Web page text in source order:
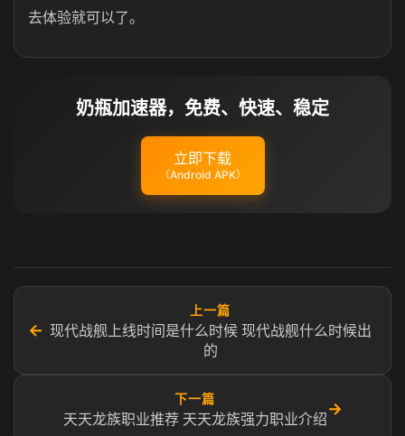
去体验就可以了。
奶瓶加速器，免费、快速、稳定
立即下载
（Android APK）
←
上一篇
现代战舰上线时间是什么时候 现代战舰什么时候出
的
下一篇
天天龙族职业推荐 天天龙族强力职业介绍
→